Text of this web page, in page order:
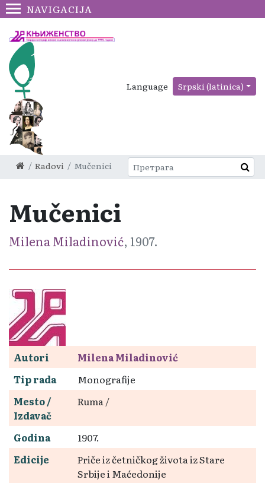
NAVIGACIJA
Language Srpski (latinica)
Radovi Mučenici
Mučenici
Milena Miladinović, 1907.
Autori
Milena Miladinović
Tip rada
Monografije
Mesto /
Izdavač
Ruma /
Godina
1907.
Edicije
Priče iz četničkog života iz Stare
Srbije i Maćedonije